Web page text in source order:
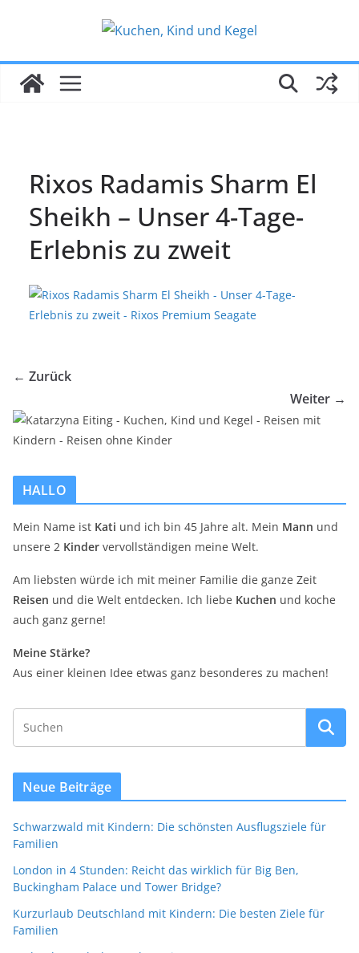
Rixos Radamis Sharm El
Sheikh – Unser 4-Tage-
Erlebnis zu zweit
← Zurück
Weiter →
HALLO
Mein Name ist Kati und ich bin 45 Jahre alt. Mein Mann und
unsere 2 Kinder vervollständigen meine Welt.
Am liebsten würde ich mit meiner Familie die ganze Zeit
Reisen und die Welt entdecken. Ich liebe Kuchen und koche
auch ganz gerne!
Meine Stärke?
Aus einer kleinen Idee etwas ganz besonderes zu machen!
Neue Beiträge
Schwarzwald mit Kindern: Die schönsten Ausflugsziele für
Familien
London in 4 Stunden: Reicht das wirklich für Big Ben,
Buckingham Palace und Tower Bridge?
Kurzurlaub Deutschland mit Kindern: Die besten Ziele für
Familien